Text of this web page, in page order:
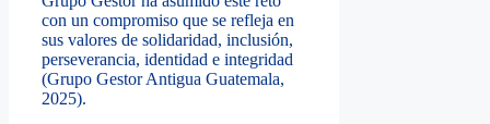
con un compromiso que se refleja en
sus valores de solidaridad, inclusión,
perseverancia, identidad e integridad
(Grupo Gestor Antigua Guatemala,
2025).